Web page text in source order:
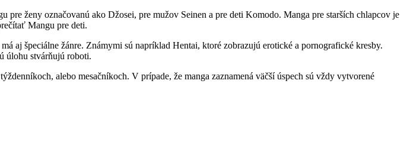
ženy označovanú ako Džosei, pre mužov Seinen a pre deti Komodo. Manga pre starších chlapcov je
Mangu pre deti.
aj špeciálne žánre. Známymi sú napríklad Hentai, ktoré zobrazujú erotické a pornografické kresby.
úlohu stvárňujú roboti.
alebo mesačníkoch. V prípade, že manga zaznamená väčší úspech sú vždy vytvorené